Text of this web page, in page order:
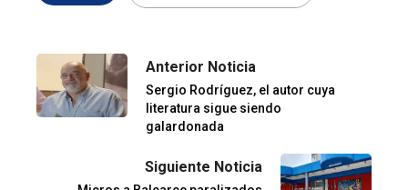
Anterior Noticia
Sergio Rodríguez, el autor cuya
literatura sigue siendo
galardonada
Siguiente Noticia